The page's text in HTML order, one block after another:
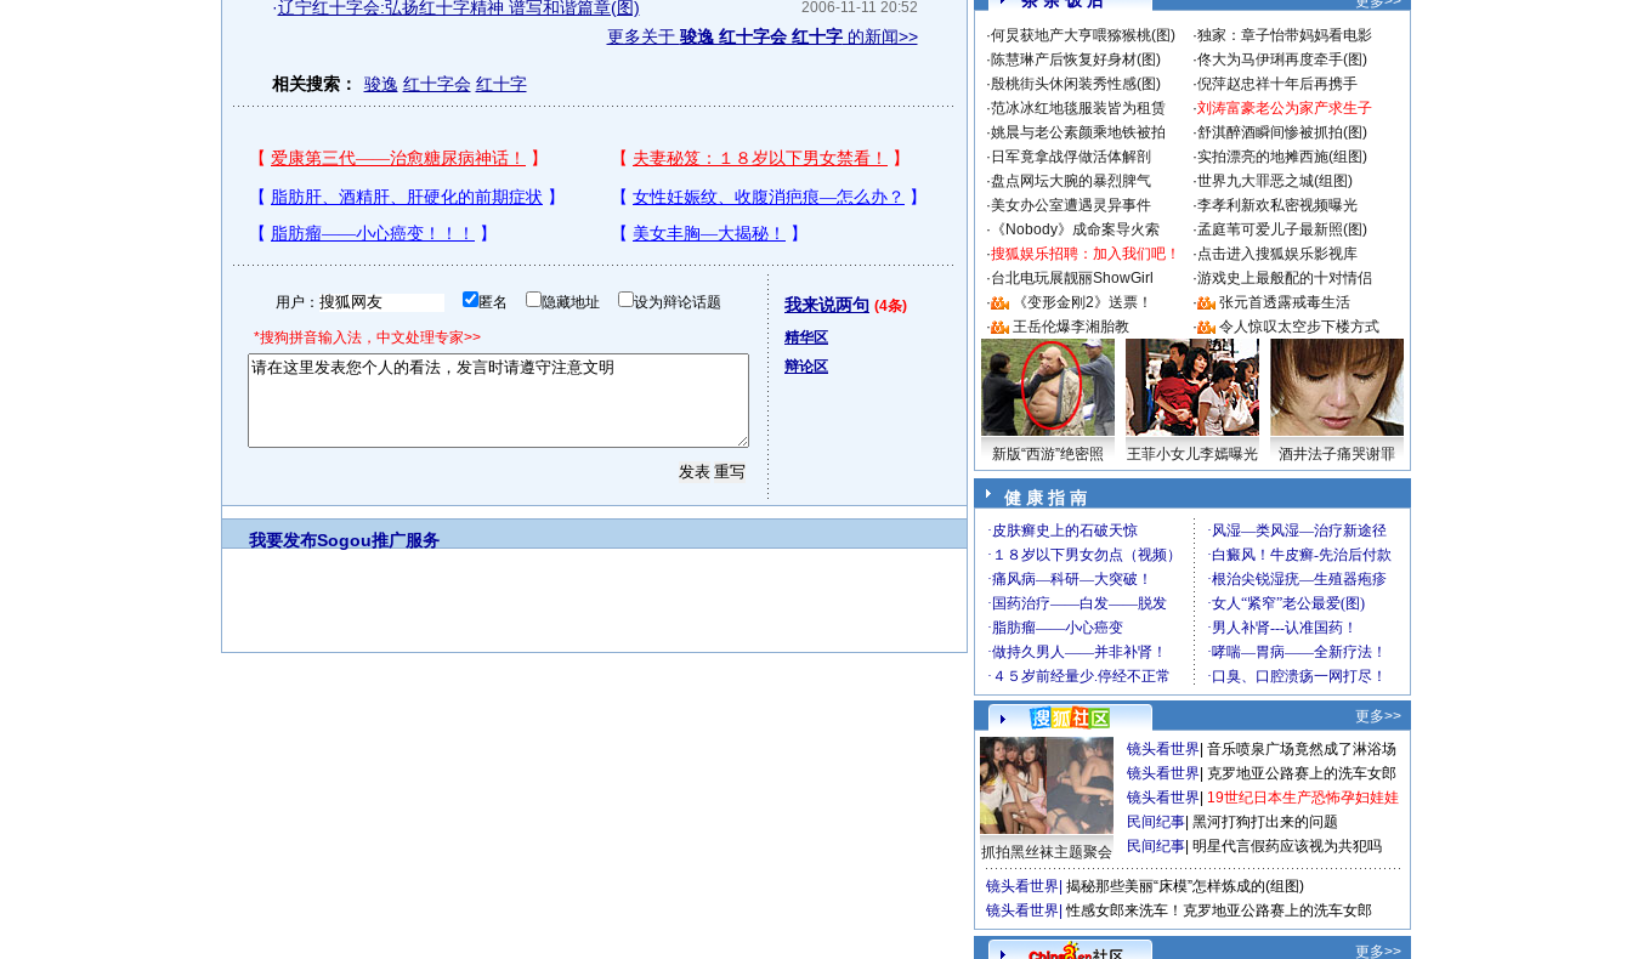
2006-11-11 20:52
·辽宁红十字会:弘扬红十字精神 谱写和谐篇章(图)
更多关于 骏逸 红十字会 红十字的新闻>>
相关搜索： 骏逸 红十字会 红十字
用户： 匿名 隐藏地址 设为辩论话题
*搜狗拼音输入法，中文处理专家>>
我来说两句 (4条)
精华区
辩论区
我要发布Sogou推广服务
·何炅获地产大亨喂猕猴桃(图) ·独家：章子怡带妈妈看电影
·陈慧琳产后恢复好身材(图) ·佟大为马伊琍再度牵手(图)
·殷桃街头休闲装秀性感(图) ·倪萍赵忠祥十年后再携手
·范冰冰红地毯服装皆为租赁 ·刘涛富豪老公为家产求生子
·姚晨与老公素颜乘地铁被拍 ·舒淇醉酒瞬间惨被抓拍(图)
· 日军竟拿战俘做活体解剖 ·实拍漂亮的地摊西施(组图)
·盘点网坛大腕的暴烈脾气 ·世界九大罪恶之城(组图)
·美女办公室遭遇灵异事件 ·李孝利新欢私密视频曝光
· 《Nobody》成命案导火索 ·孟庭苇可爱儿子最新照(图)
·搜狐娱乐招聘：加入我们吧！ ·点击进入搜狐娱乐影视库
·台北电玩展靓丽ShowGirl ·游戏史上最般配的十对情侣
·
《变形金刚2》送票！ ·
张元首透露戒毒生活
·
王岳伦爆李湘胎教 · 令人惊叹太空步下楼方式
新版“西游”绝密照 王菲小女儿李嫣曝光 酒井法子痛哭谢罪
健 康 指 南
更多>>
抓拍黑丝袜主题聚会
镜头看世界 音乐喷泉广场竟然成了淋浴场
镜头看世界 克罗地亚公路赛上的洗车女郎
镜头看世界 19世纪日本生产恐怖孕妇娃娃
民间纪事 黑河打狗打出来的问题
民间纪事 明星代言假药应该视为共犯吗
镜头看世界 揭秘那些美丽“床模”怎样炼成的(组图)
镜头看世界 性感女郎来洗车！克罗地亚公路赛上的洗车女郎
更多>>